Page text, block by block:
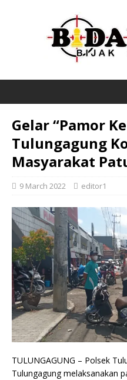
Gelar “Pamor
Tulungagung
Masyarakat
9 March 2022 editor1
TULUNGAGUNG – Polsek
Tulungagung melaksanakan